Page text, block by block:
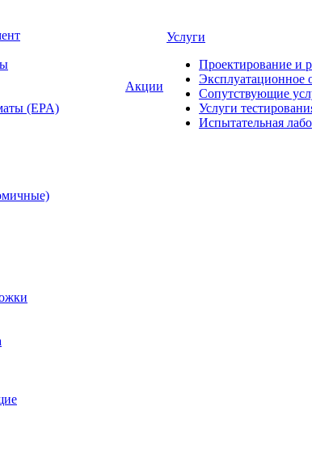
(EPA)
Акции
Услуги
Проектирование и
Эксплуатационное
Сопутствующие
Услуги
Испытательная